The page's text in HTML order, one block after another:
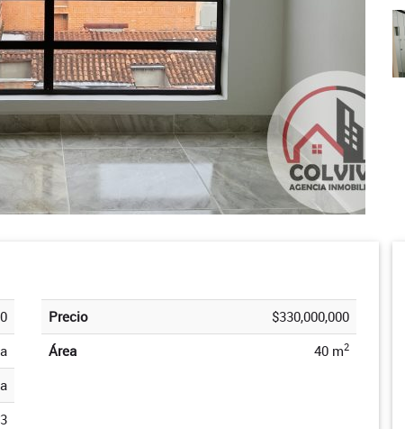
3
Precio
$330,000,000
Área
40 m2